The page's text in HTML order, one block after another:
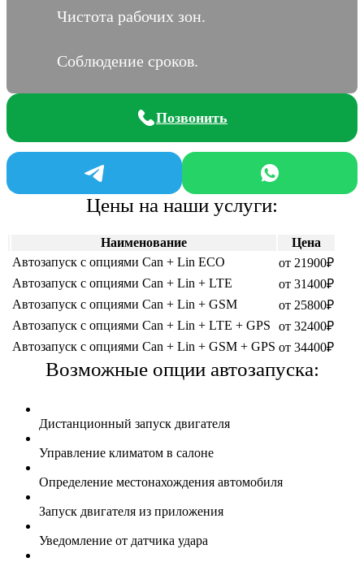
Чистота рабочих зон.
Соблюдение сроков.
Позвонить
Цены на наши услуги:
Наименование
Цена
Автозапуск с опциями Can + Lin ECO
от 21900₽
Автозапуск с опциями Can + Lin + LTE
от 31400₽
Автозапуск с опциями Can + Lin + GSM
от 25800₽
Автозапуск с опциями Can + Lin + LTE + GPS
от 32400₽
Автозапуск с опциями Can + Lin + GSM + GPS от 34400₽
Возможные опции автозапуска:
Дистанционный запуск двигателя
Управление климатом в салоне
Определение местонахождения автомобиля
Запуск двигателя из приложения
Уведомление от датчика удара